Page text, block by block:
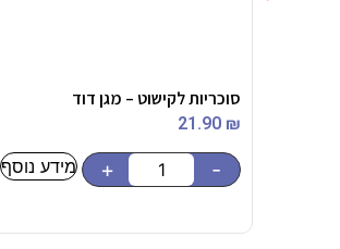
סוכריות לקישוט – מגן דוד
21.90 ₪
-
+ מידע נוסף